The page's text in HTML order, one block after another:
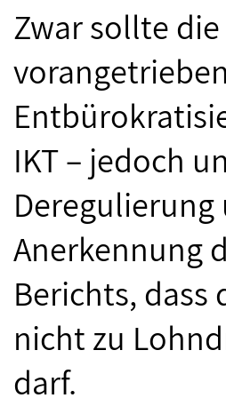
Zwar sollte
IKT – jedoch
Anerkennung
Berichts,
nicht zu
darf.